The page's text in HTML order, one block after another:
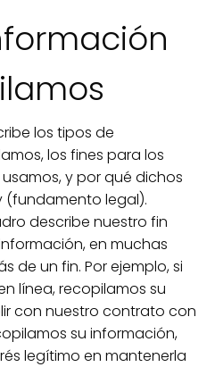
los tipos de
los fines para los
y por qué dichos
(fundamento legal).
describe nuestro fin
en muchas
de un fin. Por ejemplo, si
línea, recopilamos su
con nuestro contrato con
su información,
legítimo en mantenerla